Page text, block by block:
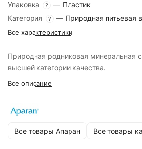
Упаковка
? — Пластик
Категория
? — Природная питьевая
Все характеристики
Природная родниковая минеральная
высшей категории качества.
Все описание
Все товары Апаран Все товары